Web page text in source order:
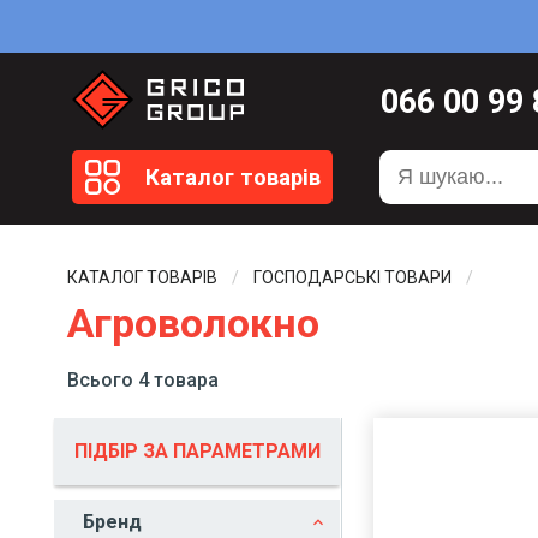
Каталог товарів
066 00 99
099 20 51
099 20 59
КАТАЛОГ ТОВАРІВ ГОСПОДАРСЬКІ ТОВАРИ
Агроволокно
Всього 4 товара
ПІДБІР ЗА ПАРАМЕТРАМИ
Бренд